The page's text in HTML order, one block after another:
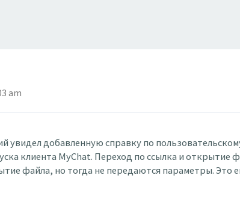
am
увидел добавленную справку по
клиента MyChat. Переход по ссылка и
файла, но тогда не передаются параметры. Это